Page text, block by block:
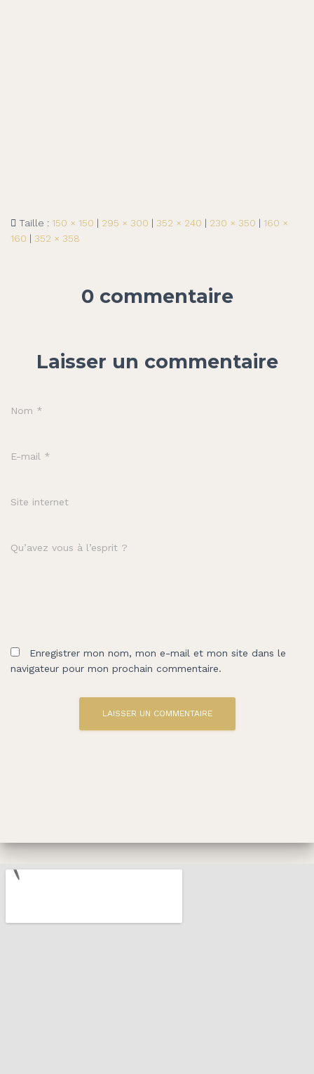
Taille : 150 × 150 | 295 × 300 | 352 × 240 | 230 × 350 | 160 ×
160 | 352 × 358
0 commentaire
Laisser un commentaire
Nom *
E-mail *
Site internet
Qu’avez vous à l’esprit ?
Enregistrer mon nom, mon e-mail et mon site dans le
navigateur pour mon prochain commentaire.